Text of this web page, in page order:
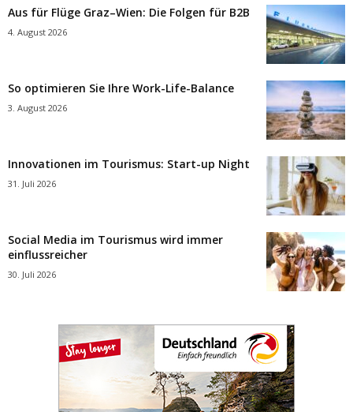
Aus für Flüge Graz–Wien: Die Folgen für B2B
4. August 2026
So optimieren Sie Ihre Work-Life-Balance
3. August 2026
Innovationen im Tourismus: Start-up Night
31. Juli 2026
Social Media im Tourismus wird immer
einflussreicher
30. Juli 2026